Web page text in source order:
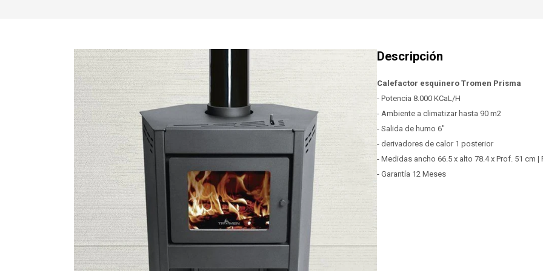
Calefactor esquinero Tromen Prisma
- Potencia 8.000 KCaL/H
- Ambiente a climatizar hasta 90 m2
- Salida de humo 6"
- derivadores de calor 1 posterior
- Medidas ancho 66.5 x alto 78.4 x Prof. 51 cm |
- Garantía 12 Meses